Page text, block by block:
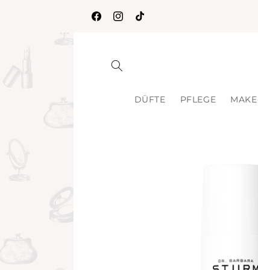
FacebookInstagram
TikTok
NEU IM KUSSMUND💋MIND GAMES
DÜFTE PFLEGE